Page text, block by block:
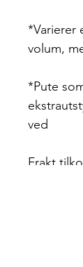
*Varierer
volum,
*Pute
ved
Frakt